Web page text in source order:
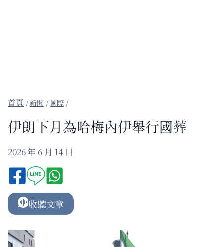
/新聞 / 國際 /
伊朗下月為哈梅內伊舉行國葬
2026 年 6 月 14 日
收聽文章